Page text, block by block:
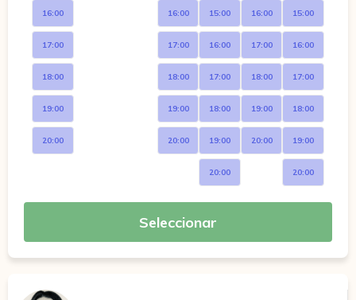
16:00
17:00
18:00
19:00
20:00
16:00
17:00
18:00
19:00
20:00
15:00
16:00
17:00
18:00
19:00
20:00
16:00
17:00
18:00
19:00
20:00
15:00
16:00
17:00
18:00
19:00
20:00
Seleccionar